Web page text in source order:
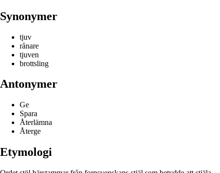
Synonymer
tjuv
rånare
tjuven
brottsling
Antonymer
Ge
Spara
Återlämna
Återge
Etymologi